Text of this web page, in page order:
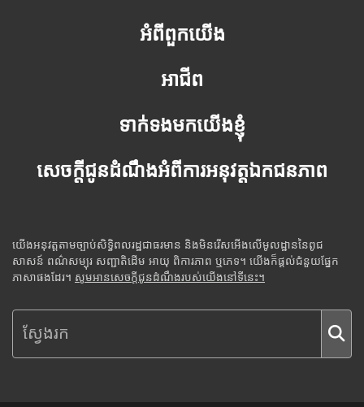
អំពីពួកយើង
អាជីព
ទាក់ទងមកយើងខ្ញុំ
សេចក្តីជូនដំណឹងអំពីការអនុវត្តឯកជនភាព
យើងអនុវត្តតាមច្បាប់សិទ្ធិពលរដ្ឋជាធរមាន និងមិនរើសអើងលើមូលដ្ឋាននៃពូជ
សាសន៍ ពណ៌សម្បុរ សញ្ជាតិដើម អាយុ ពិការភាព ឬភេទ។ យើងក៏ផ្តល់ជំនួយផ្នែក
ភាសាផងដែរ។ សូមអានសេចក្តីជូនដំណឹងរបស់យើងនៅទីនេះ។